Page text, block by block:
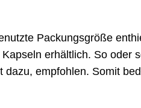
Packungsgröße
erhältlich. So oder
dazu, empfohlen. Somit